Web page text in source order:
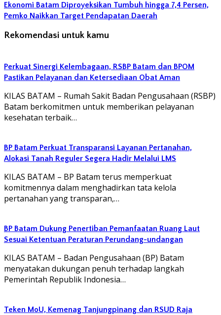
Ekonomi Batam Diproyeksikan Tumbuh hingga 7,4 Persen,
Pemko Naikkan Target Pendapatan Daerah
Rekomendasi untuk kamu
Perkuat Sinergi Kelembagaan, RSBP Batam dan BPOM
Pastikan Pelayanan dan Ketersediaan Obat Aman
KILAS BATAM – Rumah Sakit Badan Pengusahaan (RSBP)
Batam berkomitmen untuk memberikan pelayanan
kesehatan terbaik…
BP Batam Perkuat Transparansi Layanan Pertanahan,
Alokasi Tanah Reguler Segera Hadir Melalui LMS
KILAS BATAM – BP Batam terus memperkuat
komitmennya dalam menghadirkan tata kelola
pertanahan yang transparan,…
BP Batam Dukung Penertiban Pemanfaatan Ruang Laut
Sesuai Ketentuan Peraturan Perundang-undangan
KILAS BATAM – Badan Pengusahaan (BP) Batam
menyatakan dukungan penuh terhadap langkah
Pemerintah Republik Indonesia…
Teken MoU, Kemenag Tanjungpinang dan RSUD Raja